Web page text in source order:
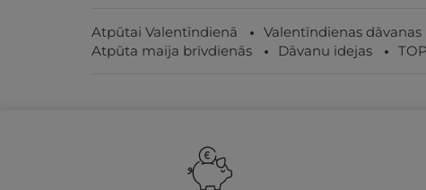
Atpūtai Valentīndienā Valentīndienas dāvanas
Atpūta maija brīvdienās
Dāvanu idejas